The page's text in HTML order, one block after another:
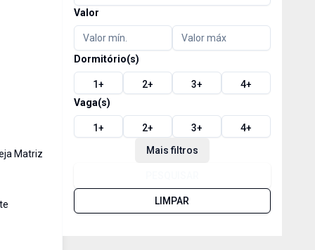
Matriz
Valor
Dormitório(s)
1+ 2+ 3+ 4+
Vaga(s)
1+ 2+ 3+ 4+
Mais filtros
LIMPAR